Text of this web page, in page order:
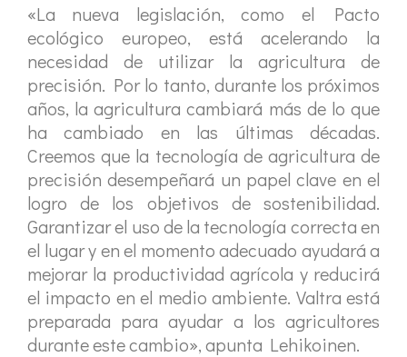
«La nueva legislación, como el Pacto
ecológico europeo, está acelerando la
necesidad de utilizar la agricultura de
precisión. Por lo tanto, durante los próximos
años, la agricultura cambiará más de lo que
ha cambiado en las últimas décadas.
Creemos que la tecnología de agricultura de
precisión desempeñará un papel clave en el
logro de los objetivos de sostenibilidad.
Garantizar el uso de la tecnología correcta en
el lugar y en el momento adecuado ayudará a
mejorar la productividad agrícola y reducirá
el impacto en el medio ambiente. Valtra está
preparada para ayudar a los agricultores
durante este cambio», apunta Lehikoinen.